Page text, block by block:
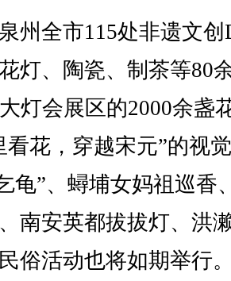
全市115处非遗文创
灯、陶瓷、制茶等80
灯会展区的2000余盏
看花，穿越宋元”的视
龟”、蟳埔女妈祖巡香
南安英都拔拔灯、洪
俗活动也将如期举行